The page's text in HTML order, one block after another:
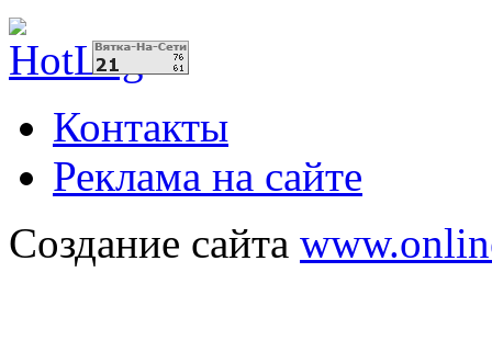
Контакты
Реклама на сайте
Создание сайта